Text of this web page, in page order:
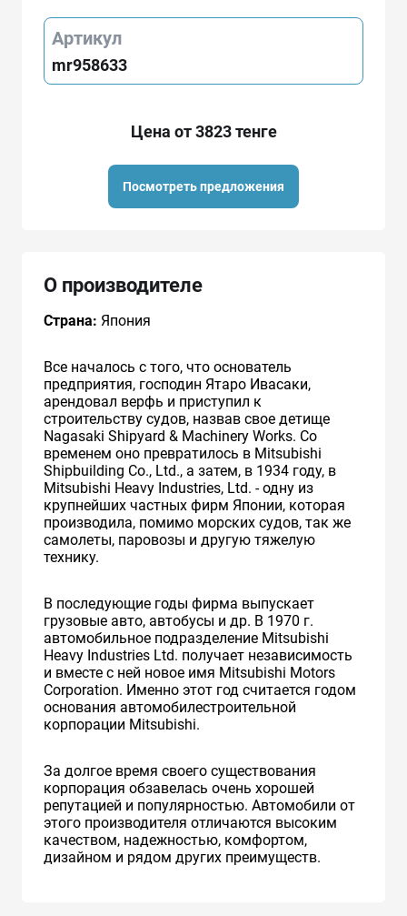
Артикул
mr958633
Цена от 3823 тенге
Посмотреть предложения
О производителе
Страна: Япония
Все началось с того, что основатель
предприятия, господин Ятаро Ивасаки,
арендовал верфь и приступил к
строительству судов, назвав свое детище
Nagasaki Shipyard & Machinery Works. Со
временем оно превратилось в Mitsubishi
Shipbuilding Co., Ltd., а затем, в 1934 году, в
Mitsubishi Heavy Industries, Ltd. - одну из
крупнейших частных фирм Японии, которая
производила, помимо морских судов, так же
самолеты, паровозы и другую тяжелую
технику.
В последующие годы фирма выпускает
грузовые авто, автобусы и др. В 1970 г.
автомобильное подразделение Mitsubishi
Heavy Industries Ltd. получает независимость
и вместе с ней новое имя Mitsubishi Motors
Corporation. Именно этот год считается годом
основания автомобилестроительной
корпорации Mitsubishi.
За долгое время своего существования
корпорация обзавелась очень хорошей
репутацией и популярностью. Автомобили от
этого производителя отличаются высоким
качеством, надежностью, комфортом,
дизайном и рядом других преимуществ.